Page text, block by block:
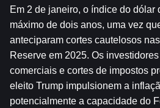
Em 2 de janeiro, o índice do dólar
máximo de dois anos, uma vez
anteciparam cortes cautelosos
Reserve em 2025. Os
comerciais e cortes de impostos
eleito Trump impulsionem a
potencialmente a capacidade do